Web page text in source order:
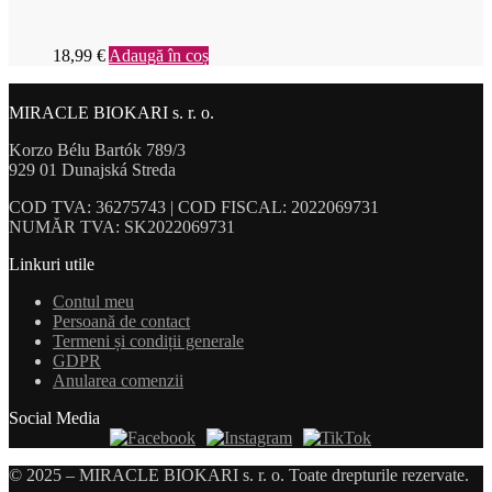
18,99 € Adaugă în coș
MIRACLE BIOKARI s. r. o.
Korzo Bélu Bartók 789/3
929 01 Dunajská Streda
COD TVA: 36275743 | COD FISCAL: 2022069731
NUMĂR TVA: SK2022069731
Linkuri utile
Contul meu
Persoană de contact
Termeni și condiții generale
GDPR
Anularea comenzii
Social Media
© 2025 – MIRACLE BIOKARI s. r. o. Toate drepturile rezervate.